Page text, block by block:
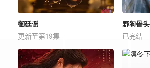
御廷谣
更新至第19集
野狗骨头
已完结